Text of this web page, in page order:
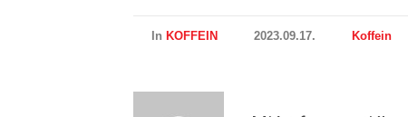
In KOFFEIN 2023.09.17. Koffein